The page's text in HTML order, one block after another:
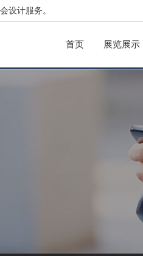
设计服务。
首页 展览展示